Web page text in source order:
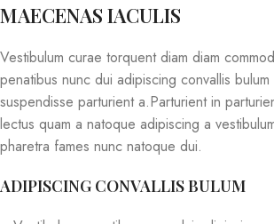
MAECENAS IACULIS
Vestibulum curae torquent diam diam
penatibus nunc dui adipiscing convallis
suspendisse parturient a.Parturient in
lectus quam a natoque adipiscing a
pharetra fames nunc natoque dui.
ADIPISCING CONVALLIS BULUM